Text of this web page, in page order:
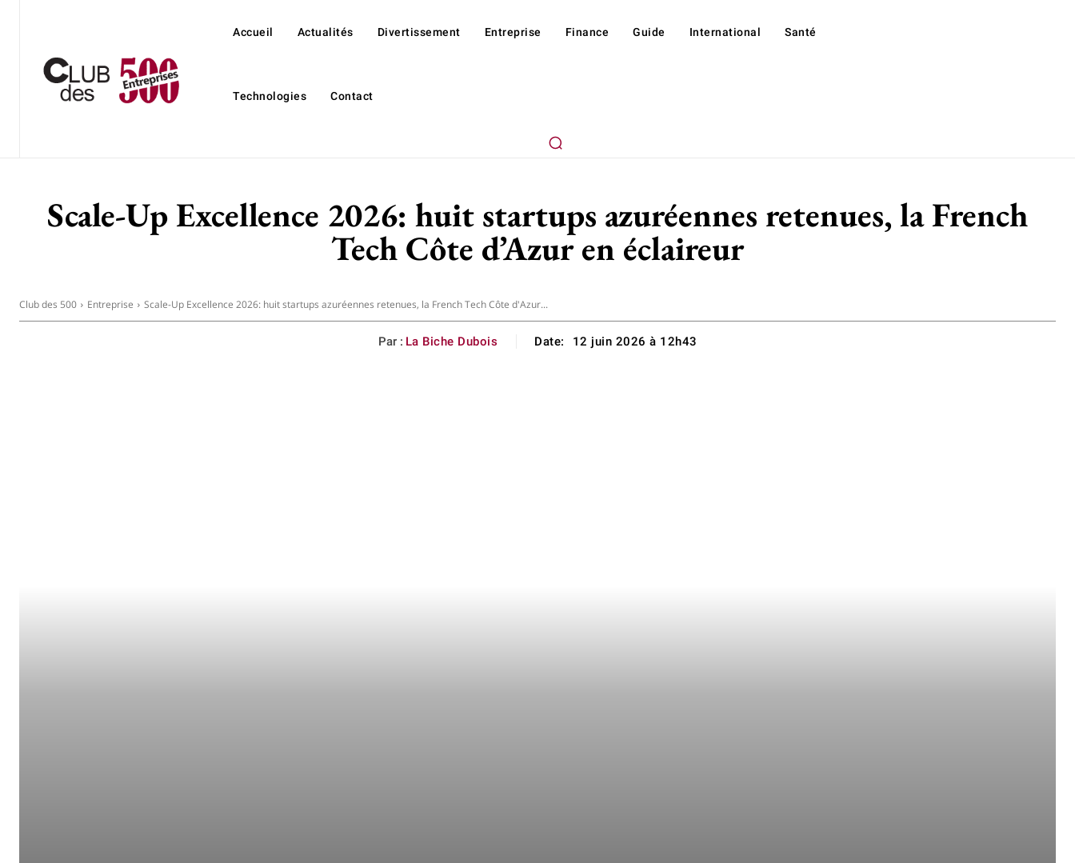
Accueil Actualités Divertissement Entreprise Finance Guide International Santé
Technologies Contact
Scale-Up Excellence 2026: huit startups azuréennes retenues, la French
Tech Côte d’Azur en éclaireur
Club des 500 Entreprise Scale-Up Excellence 2026: huit startups azuréennes retenues, la French Tech Côte d'Azur...
Par : La Biche Dubois Date: 12 juin 2026 à 12h43